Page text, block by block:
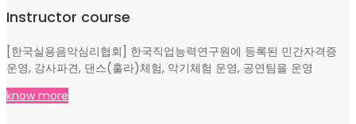
Instructor course
[한국실용음악심리협회] 한국직업능력연구원에 등록된 민간자격증
운영, 강사파견, 댄스(훌라)체험, 악기체험 운영, 공연팀을 운영
know more